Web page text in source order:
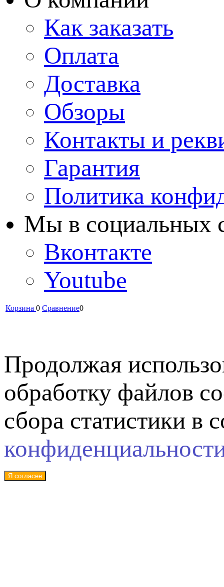
Как заказать
Оплата
Доставка
Обзоры
Контакты и
Гарантия
Политика
Мы в cоциальных
Вконтакте
Youtube
Корзина 0 Сравнение0
Продолжая
обработку файлов
сбора статистики в
Я согласен